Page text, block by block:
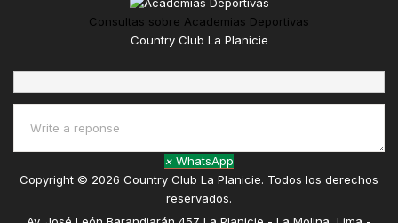
Consultas sobre Academias Deportivas
Country Club La Planicie
× WhatsApp
Copyright © 2026 Country Club La Planicie. Todos los derechos
reservados.